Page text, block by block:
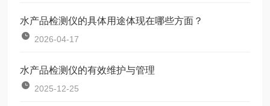
水产品检测仪的具体用途体现在哪些方面？
2026-04-17
水产品检测仪的有效维护与管理
2025-12-25